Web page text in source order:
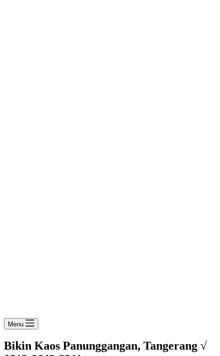
Menu
Bikin Kaos Panunggangan, Tangerang √